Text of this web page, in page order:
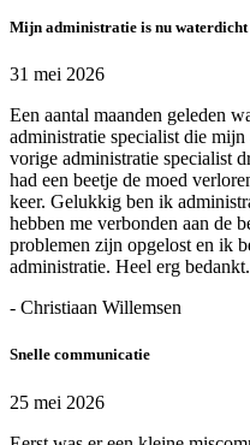
Mijn administratie is nu waterdicht
31 mei 2026
Een aantal maanden geleden
administratie specialist die
vorige administratie specialist
had een beetje de moed
keer. Gelukkig ben ik
hebben me verbonden aan de
problemen zijn opgelost en ik
administratie. Heel erg bedankt.
- Christiaan Willemsen
Snelle communicatie
25 mei 2026